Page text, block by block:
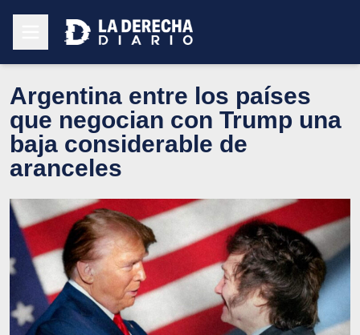
Argentina entre los países
que negocian con Trump una
baja considerable de
aranceles